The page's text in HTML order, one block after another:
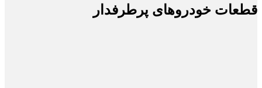
قطعات خودروهای پرطرفدار